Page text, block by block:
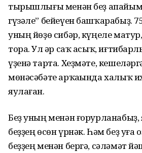
тырышлығы менән беҙ апайым
гүзәле” бейеүен башҡарабыҙ.
уның йөҙө сибәр, күңеле
тора. Ул һәр саҡ асыҡ,
үҙенә тарта. Хеҙмәте,
мөнәсәбәте арҡаһында халыҡ
яулаған.
Беҙ уның менән ғорурланабыҙ,
беҙҙең өсөн үрнәк. Һәм беҙ уға
беҙҙең менән бергә, сәләмәт